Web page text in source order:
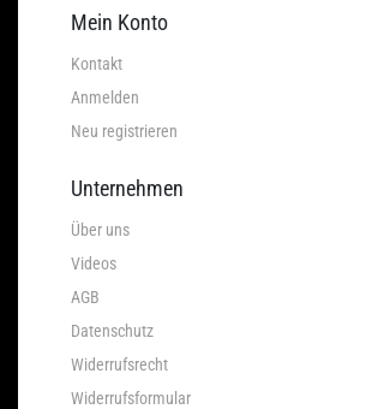
Mein Konto
Kontakt
Anmelden
Neu registrieren
Unternehmen
Über uns
Videos
AGB
Datenschutz
Widerrufsrecht
Widerrufsformular